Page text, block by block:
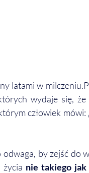
latami w
wydaje się, że
człowiek mówi:
by zejść do
nie takiego